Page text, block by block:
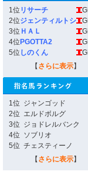
1位 リサーチ
GI
2位ジェンティルトシ
GI
3位 ＨＡＬ
GI
4位 PGOTTA2
GI
5位 しのくん
GI
【 さらに表示】
1位 ジャンゴッド
2位 エルドボルグ
3位 ジョドレルバンク
4位 ソブリオ
5位 チェスティーノ
【 さらに表示】